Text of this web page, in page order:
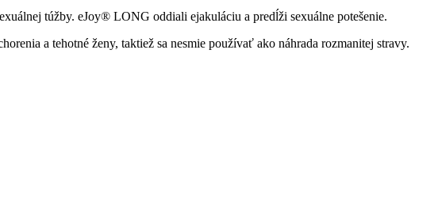
túžby. eJoy® LONG oddiali ejakuláciu a predĺži sexuálne potešenie.
a tehotné ženy, taktiež sa nesmie používať ako náhrada rozmanitej stravy.